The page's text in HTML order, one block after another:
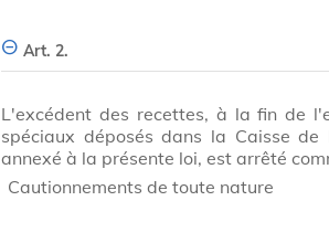
Art. 2.
L'excédent des recettes, à la fin de
spéciaux déposés dans la Caisse
annexé à la présente loi, est arrêté
Cautionnements de toute nature